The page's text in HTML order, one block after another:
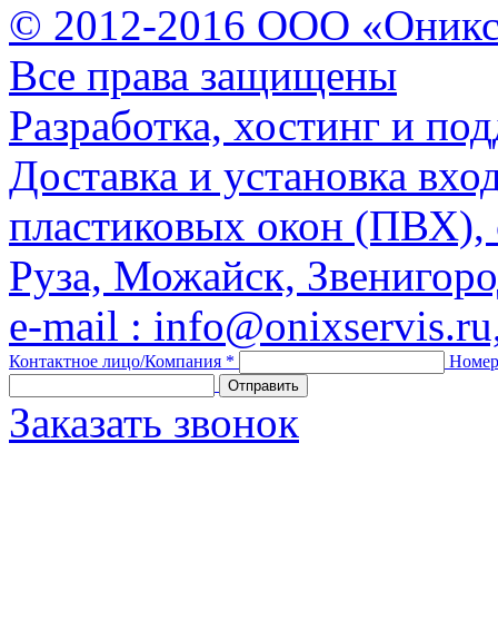
© 2012-2016 ООО
Все права защищены
Разработка, хостинг и
Доставка и установка
пластиковых окон (ПВХ),
Руза, Можайск,
e-mail :
Контактное лицо/Компания *
Заказать звонок